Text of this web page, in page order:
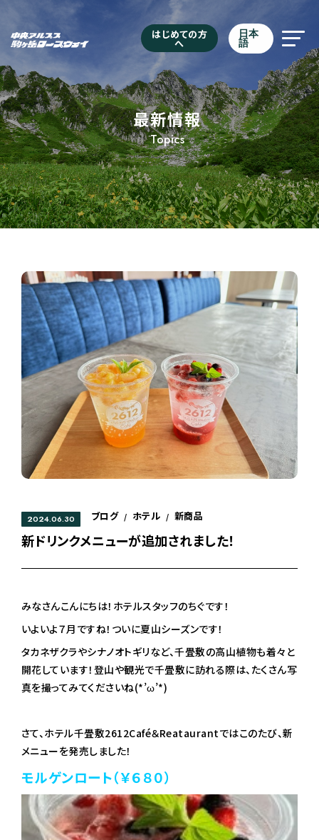
はじめての方
へ
日本
語
最新情報
Topics
2024.06.30 ブログ / ホテル / 新商品
新ドリンクメニューが追加されました！
みなさんこんにちは！ホテルスタッフのちぐです！
いよいよ７月ですね！ついに夏山シーズンです！
タカネザクラやシナノオトギリなど、千畳敷の高山植物も着々と
開花しています！登山や観光で千畳敷に訪れる際は、たくさん写
真を撮ってみてくださいね(*’ω’*)
さて、ホテル千畳敷2612Café＆Reataurantではこのたび、新
メニューを発売しました！
モルゲンロート（￥６８０）